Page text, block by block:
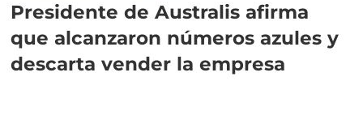
Presidente de Australis afirma
que alcanzaron números azules y
descarta vender la empresa